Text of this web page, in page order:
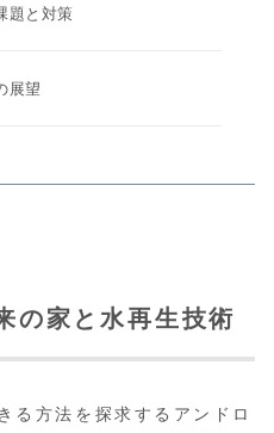
題と対策
展望
の家と水再生技術
る方法を探求するアンドロ